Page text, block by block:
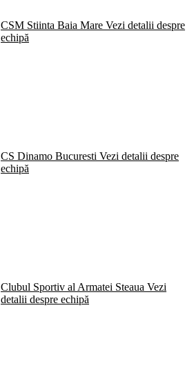
CSM Stiinta Baia Mare Vezi detalii despre
echipă
CS Dinamo Bucuresti Vezi detalii despre
echipă
Clubul Sportiv al Armatei Steaua Vezi
detalii despre echipă